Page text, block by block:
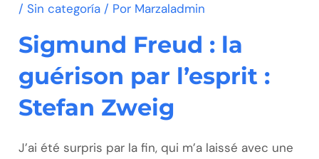
/Sin categoría / Por Marzaladmin
Sigmund Freud : la
guérison par l’esprit :
Stefan Zweig
J’ai été surpris par la fin, qui m’a laissé avec une